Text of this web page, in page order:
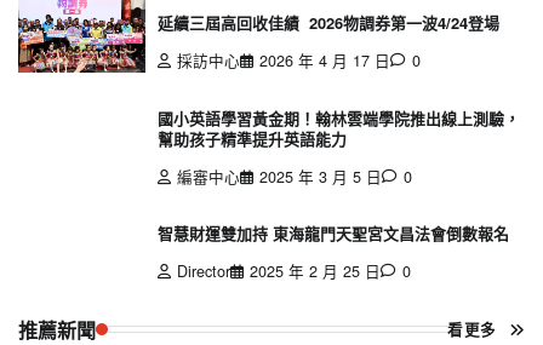
延續三屆高回收佳績 2026物調券第一波4/24登場
採訪中心
2026 年 4 月 17 日 0
國小英語學習黃金期！翰林雲端學院推出線上測驗，
幫助孩子精準提升英語能力
編審中心
2025 年 3 月 5 日 0
智慧財運雙加持 東海龍門天聖宮文昌法會倒數報名
Director
2025 年 2 月 25 日 0
推薦新聞 看更多